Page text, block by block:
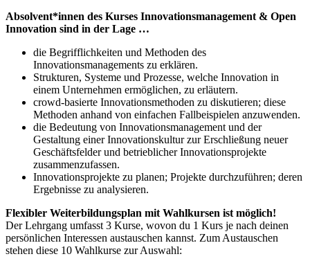
Absolvent*innen des Kurses Innovationsmanagement & Open
Innovation sind in der Lage …
die Begrifflichkeiten und Methoden des
Innovationsmanagements zu erklären.
Strukturen, Systeme und Prozesse, welche Innovation in
einem Unternehmen ermöglichen, zu erläutern.
crowd-basierte Innovationsmethoden zu diskutieren; diese
Methoden anhand von einfachen Fallbeispielen anzuwenden.
die Bedeutung von Innovationsmanagement und der
Gestaltung einer Innovationskultur zur Erschließung neuer
Geschäftsfelder und betrieblicher Innovationsprojekte
zusammenzufassen.
Innovationsprojekte zu planen; Projekte durchzuführen; deren
Ergebnisse zu analysieren.
Flexibler Weiterbildungsplan mit Wahlkursen ist möglich!
Der Lehrgang umfasst 3 Kurse, wovon du 1 Kurs je nach deinen
persönlichen Interessen austauschen kannst. Zum Austauschen
stehen diese 10 Wahlkurse zur Auswahl: